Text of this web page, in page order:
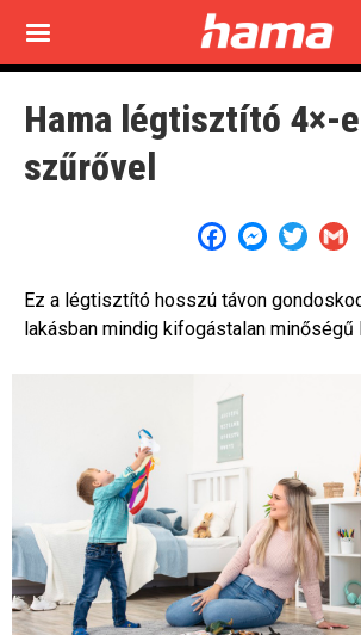
main
Hama légtisztító 4×-
szűrővel
FacebookMessenger
Twitter
Ez a légtisztító hosszú távon
lakásban mindig kifogástalan minőségű